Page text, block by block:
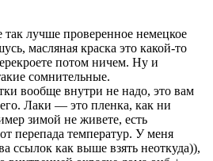
лучше проверенное немецкое
масляная краска это какой-то
потом ничем. Ну и
сомнительные.
вообще внутри не надо, это вам
Лаки — это пленка, как ни
зимой не живете, есть
перепада температур. У меня
ссылок как выше взять неоткуда)),